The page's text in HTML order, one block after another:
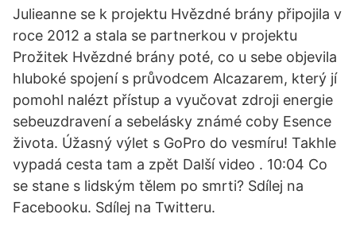
Julieanne se k projektu Hvězdné brány připojila v
roce 2012 a stala se partnerkou v projektu
Prožitek Hvězdné brány poté, co u sebe objevila
hluboké spojení s průvodcem Alcazarem, který jí
pomohl nalézt přístup a vyučovat zdroji energie
sebeuzdravení a sebelásky známé coby Esence
života. Úžasný výlet s GoPro do vesmíru! Takhle
vypadá cesta tam a zpět Další video . 10:04 Co
se stane s lidským tělem po smrti? Sdílej na
Facebooku. Sdílej na Twitteru.